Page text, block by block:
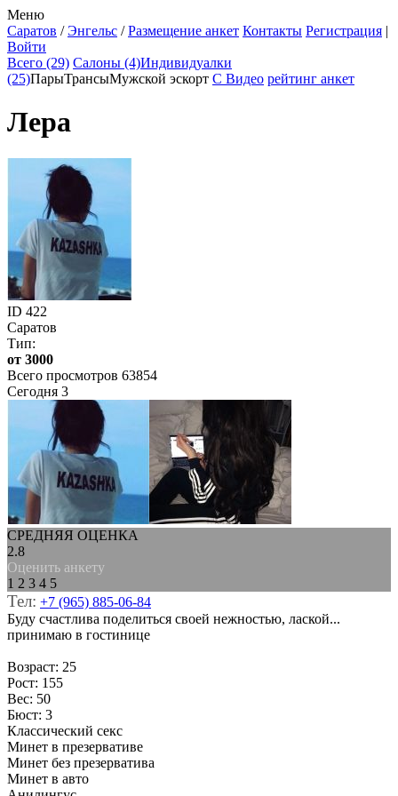
Меню
Саратов /Энгельс /Размещение анкет Контакты Регистрация |
Войти
Всего (29) Салоны (4)Индивидуалки
(25)ПарыТрансыМужской эскорт С Видео рейтинг анкет
Лера
ID 422
Саратов
Тип:
от 3000
Всего просмотров 63854
Сегодня 3
СРЕДНЯЯ ОЦЕНКА
2.8
Оценить анкету
1 2 3 4 5
Тел: +7 (965) 885-06-84
Буду счастлива поделиться своей нежностью, лаской...
принимаю в гостинице
Возраст: 25
Рост: 155
Вес: 50
Бюст: 3
Классический секс
Минет в презервативе
Минет без презерватива
Минет в авто